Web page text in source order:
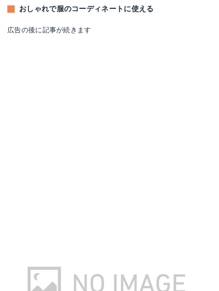
おしゃれで服のコーディネートに使える
広告の後に記事が続きます